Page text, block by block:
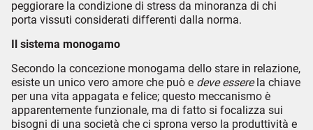
peggiorare la condizione di stress da minoranza di chi
porta vissuti considerati differenti dalla norma.
Il sistema monogamo
Secondo la concezione monogama dello stare in relazione,
esiste un unico vero amore che può e deve esserela chiave
per una vita appagata e felice; questo meccanismo è
apparentemente funzionale, ma di fatto si focalizza sui
bisogni di una società che ci sprona verso la produttività e